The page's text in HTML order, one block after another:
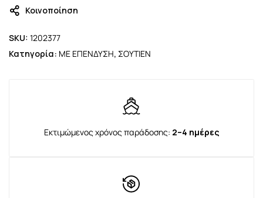
Κοινοποίηση
SKU: 1202377
Κατηγορία: ΜΕ ΕΠΕΝΔΥΣΗ, ΣΟΥΤΙΕΝ
Εκτιμώμενος χρόνος παράδοσης: 2–4 ημέρες